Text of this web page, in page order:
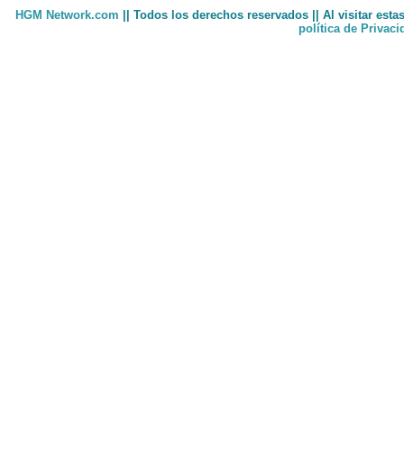
HGM Network.com || Todos los derechos reservados || Al visitar
política de